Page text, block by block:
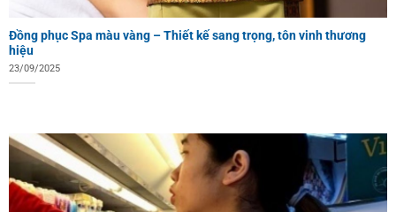
Đồng phục Spa màu vàng – Thiết kế sang trọng, tôn vinh thương
hiệu
23/09/2025